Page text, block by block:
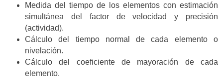
Medida del tiempo de los elementos con estimación
simultánea del factor de velocidad y precisión
(actividad).
Cálculo del tiempo normal de cada elemento o
nivelación.
Cálculo del coeficiente de mayoración de cada
elemento.